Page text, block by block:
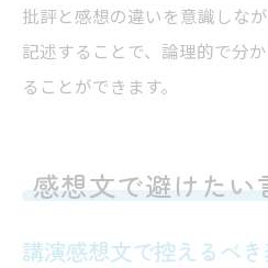
批評と感想の違いを意識しな
記述することで、論理的で分
ることができます。
感想文で避けたい
講演感想文で控えるべ